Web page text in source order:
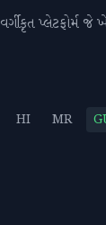
પ્લેટફોર્મ જે
HI MR